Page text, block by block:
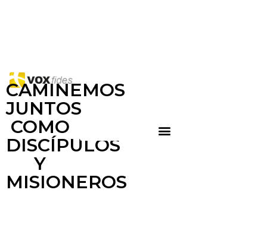
CAMINEMOS
JUNTOS
COMO
DISCÍPULOS
Y
MISIONEROS